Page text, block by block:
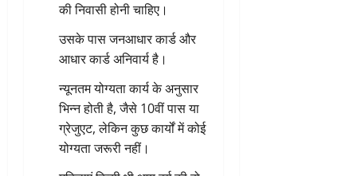
की निवासी होनी चाहिए।
उसके पास जनआधार कार्ड और
आधार कार्ड अनिवार्य है।
न्यूनतम योग्यता कार्य के अनुसार
भिन्न होती है, जैसे 10वीं पास या
ग्रेजुएट, लेकिन कुछ कार्यों में कोई
योग्यता जरूरी नहीं।